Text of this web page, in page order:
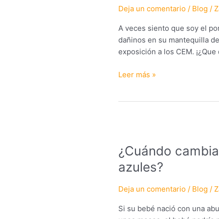
Deja un comentario / Blog /
A veces siento que soy el
dañinos en su mantequilla
exposición a los CEM.
Leer más »
¿Cuándo
azules?
Deja un comentario / Blog /
Si su bebé nació con una
de
color
los
ojos
los